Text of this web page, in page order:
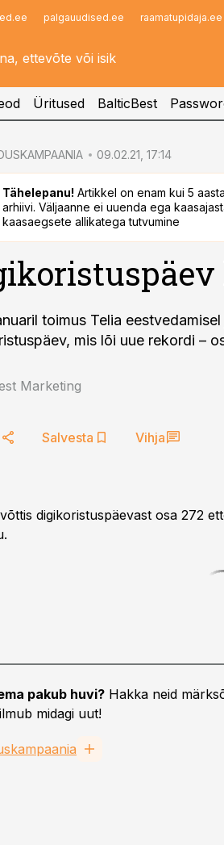
palgauudised.ee raamatupidaja.ee
Infopank
Üritused BalticBest
09.02.21, 17:14
Tähelepanu! Artikkel on enam kui 5
arhiivi. Väljaanne ei uuenda ega
kaasaegsete allikatega tutvumine
toimus Telia
mis lõi uue rekordi –
Marketing
Salvesta Vihja
digikoristuspäevast osa 272
pakub huvi? Hakka neid
midagi uut!